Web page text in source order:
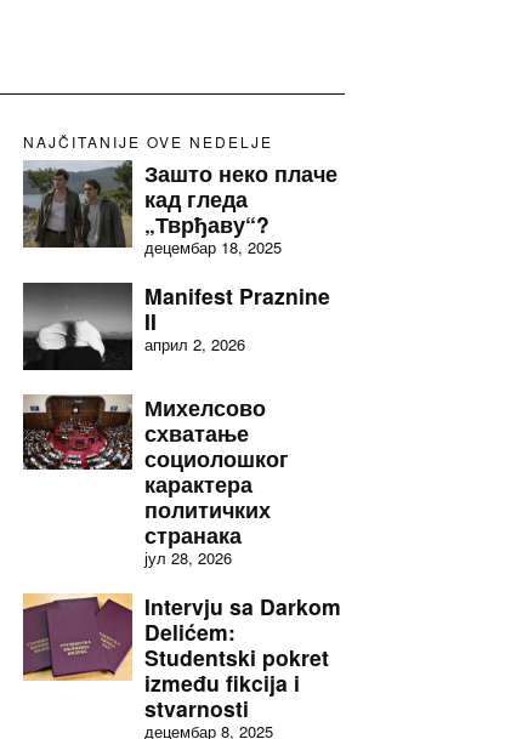
NAJČITANIJE OVE NEDELJE
Зашто неко плаче
кад гледа
„Тврђаву“?
децембар 18, 2025
Manifest Praznine
II
април 2, 2026
Михелсово
схватање
социолошког
карактера
политичких
странака
јул 28, 2026
Intervju sa Darkom
Delićem:
Studentski pokret
između fikcija i
stvarnosti
децембар 8, 2025